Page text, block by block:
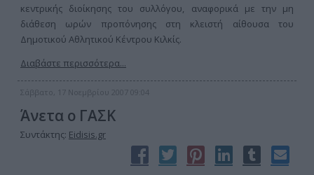
κεντρικής διοίκησης του συλλόγου, αναφορικά με την μη
διάθεση ωρών προπόνησης στη κλειστή αίθουσα του
Δημοτικού Αθλητικού Κέντρου Κιλκίς.
Διαβάστε περισσότερα...
Σάββατο, 17 Νοεμβρίου 2007 09:04
Άνετα ο ΓΑΣΚ
Συντάκτης: Eidisis.gr